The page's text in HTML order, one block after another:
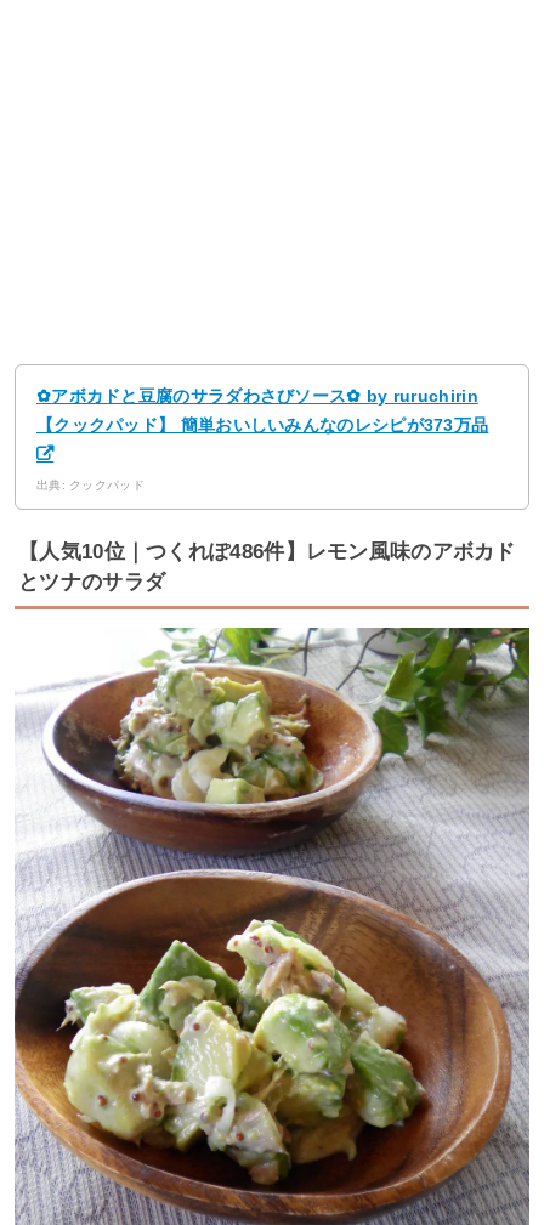
✿アボカドと豆腐のサラダわさびソース✿ by ruruchirin
【クックパッド】 簡単おいしいみんなのレシピが373万品
出典: クックパッド
【人気10位｜つくれぽ486件】レモン風味のアボカド
とツナのサラダ